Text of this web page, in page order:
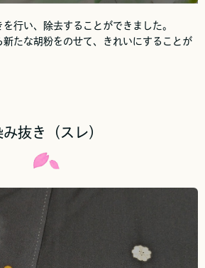
行い、除去することができました。
たな胡粉をのせて、きれいにすることが
み抜き（スレ）